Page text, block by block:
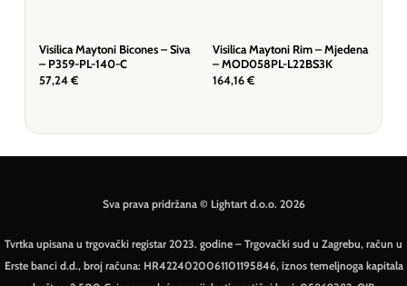
Visilica Maytoni Bicones – Siva
– P359-PL-140-C
57,24 €
Visilica Maytoni Rim – Mjedena
– MOD058PL-L22BS3K
164,16 €
Sva prava pridržana © Lightart d.o.o. 2026
Tvrtka upisana u trgovački registar 2023. godine – Trgovački sud u Zagrebu, račun u
Erste banci d.d., broj računa: HR4224020061101195846, iznos temeljnoga kapitala